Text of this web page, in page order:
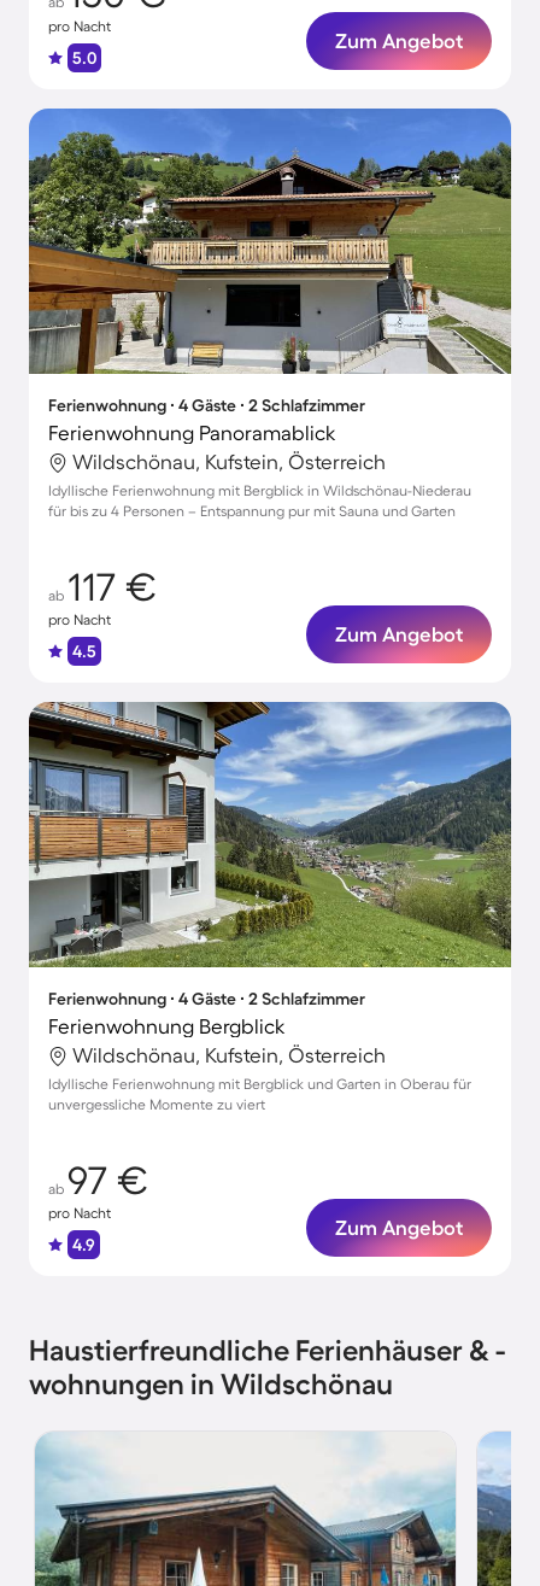
pro Nacht
5.0
Zum Angebot
Ferienwohnung ∙ 4 Gäste ∙ 2 Schlafzimmer
Ferienwohnung Panoramablick
Wildschönau, Kufstein, Österreich
Idyllische Ferienwohnung mit Bergblick in Wildschönau-Niederau
für bis zu 4 Personen – Entspannung pur mit Sauna und Garten
ab 117 €
pro Nacht
4.5
Zum Angebot
Ferienwohnung ∙ 4 Gäste ∙ 2 Schlafzimmer
Ferienwohnung Bergblick
Wildschönau, Kufstein, Österreich
Idyllische Ferienwohnung mit Bergblick und Garten in Oberau für
unvergessliche Momente zu viert
ab 97 €
pro Nacht
4.9
Zum Angebot
Haustierfreundliche Ferienhäuser & -
wohnungen in Wildschönau